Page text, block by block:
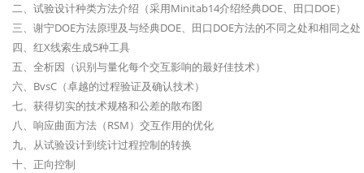
二、试验设计种类方法介绍（采用Minitab14介绍经典DOE、田口DOE）
三、谢宁DOE方法原理及与经典DOE、田口DOE方法的不同之处和相同之处
四、红X线索生成5种工具
五、全析因（识别与量化每个交互影响的最好佳技术）
六、BvsC（卓越的过程验证及确认技术）
七、获得切实的技术规格和公差的散布图
八、响应曲面方法（RSM）交互作用的优化
九、从试验设计到统计过程控制的转换
十、正向控制